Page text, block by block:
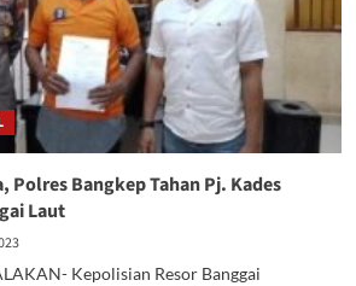
Polres Bangkep Tahan Pj. Kades
Laut
Kepolisian Resor Banggai